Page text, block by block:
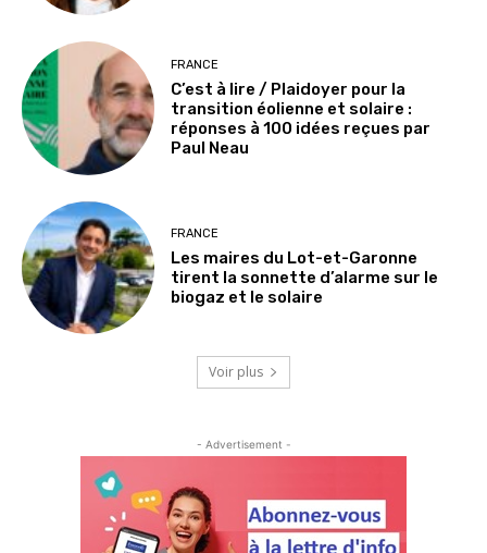
FRANCE
C’est à lire / Plaidoyer pour la
transition éolienne et solaire :
réponses à 100 idées reçues par
Paul Neau
FRANCE
Les maires du Lot-et-Garonne
tirent la sonnette d’alarme sur le
biogaz et le solaire
Voir plus
- Advertisement -